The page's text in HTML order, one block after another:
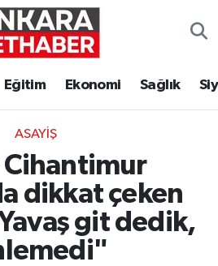
Eğitim Ekonomi Sağlık
ASAYIŞ
Cihantimur
dikkat çeken
git dedik,
ve Fikstür